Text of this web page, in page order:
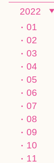
2022
01
02
03
04
05
06
07
08
09
10
11